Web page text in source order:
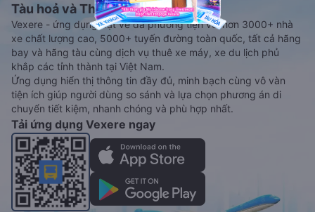
Tàu hoả và Thuê xe
Vexere - ứng dụng đặt vé đa phương tiện với hơn 3000+ nhà
xe chất lượng cao, 5000+ tuyến đường toàn quốc, tất cả hãng
bay và hãng tàu cùng dịch vụ thuê xe máy, xe du lịch phủ
khắp các tỉnh thành tại Việt Nam.
Ứng dụng hiển thị thông tin đầy đủ, minh bạch cùng vô vàn
tiện ích giúp người dùng so sánh và lựa chọn phương án di
chuyển tiết kiệm, nhanh chóng và phù hợp nhất.
Tải ứng dụng Vexere ngay